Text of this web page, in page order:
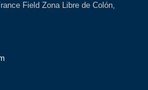
Field Zona Libre de Colón,